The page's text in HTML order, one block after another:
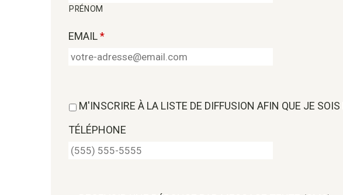
PRÉNOM
EMAIL*
M'INSCRIRE À LA LISTE DE DIFFUSION AFIN QUE JE
TÉLÉPHONE